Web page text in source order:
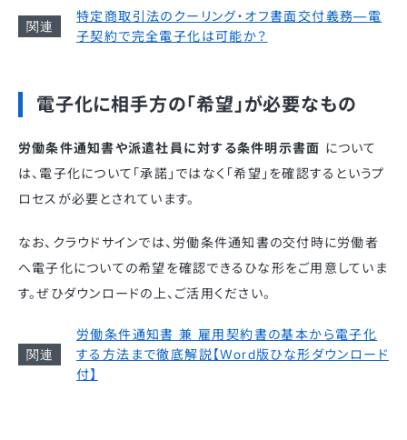
特定商取引法のクーリング・オフ書面交付義務—電
子契約で完全電子化は可能か？
電子化に相手方の「希望」が必要なもの
労働条件通知書や派遣社員に対する条件明示書面 について
は、電子化について「承諾」ではなく「希望」を確認するというプ
ロセスが必要とされています。
なお、クラウドサインでは、労働条件通知書の交付時に労働者
へ電子化についての希望を確認できるひな形をご用意していま
す。ぜひダウンロードの上、ご活用ください。
労働条件通知書 兼 雇用契約書の基本から電子化
する方法まで徹底解説【Word版ひな形ダウンロード
付】